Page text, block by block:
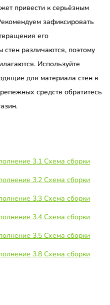
привести к серьёзным
зафиксировать
его
различаются, поэтому
Используйте
для материала стен в
средств обратитесь
3.1 Схема сборки
3.2 Схема сборки
3.3 Схема сборки
3.4 Схема сборки
3.5 Схема сборки
3.8 Схема сборки